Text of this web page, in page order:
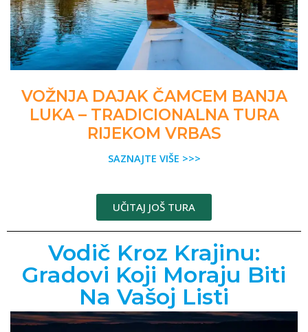
VOŽNJA DAJAK ČAMCEM BANJA
LUKA – TRADICIONALNA TURA
RIJEKOM VRBAS
SAZNAJTE VIŠE >>>
UČITAJ JOŠ TURA
Vodič Kroz Krajinu:
Gradovi Koji Moraju Biti
Na Vašoj Listi